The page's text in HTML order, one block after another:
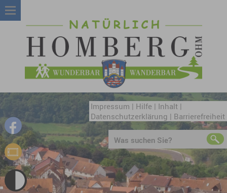
Impressum | Hilfe | Inhalt|
Datenschutzerklärung | Barrierefreiheit
Was suchen Sie?